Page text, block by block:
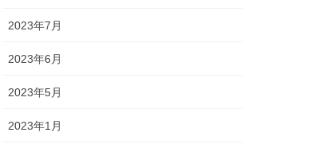
2023年7月
2023年6月
2023年5月
2023年1月